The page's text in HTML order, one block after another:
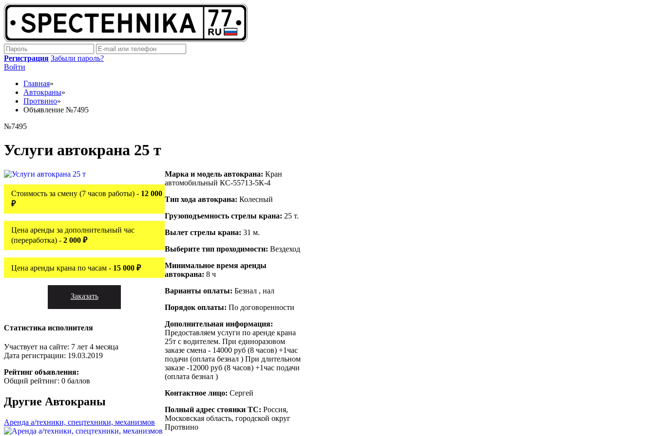
Регистрация Забыли пароль?
Войти
Главная»
Автокраны»
Протвино»
Объявление №7495
№7495
Услуги автокрана 25 т
Стоимость за смену (7 часов работы) - 12 000
₽
Цена аренды за дополнительный час
(переработка) - 2 000 ₽
Цена аренды крана по часам - 15 000 ₽
Заказать
Статистика исполнителя
Участвует на сайте: 7 лет 4 месяца
Дата регистрации: 19.03.2019
Рейтинг объявления:
Общий рейтинг: 0 баллов
Другие Автокраны
Аренда а/техники, спецтехники, механизмов
Марка и модель автокрана: Кран
автомобильный КС-55713-5К-4
Тип хода автокрана: Колесный
Грузоподъемность стрелы крана: 25 т.
Вылет стрелы крана: 31 м.
Выберите тип проходимости: Вездеход
Минимальное время аренды
автокрана: 8 ч
Варианты оплаты: Безнал , нал
Порядок оплаты: По договоренности
Дополнительная информация:
Предоставляем услуги по аренде крана
25т с водителем. При единоразовом
заказе смена - 14000 руб (8 часов) +1час
подачи (оплата безнал ) При длительном
заказе -12000 руб (8 часов) +1час подачи
(оплата безнал )
Контактное лицо: Сергей
Полный адрес стоянки ТС: Россия,
Московская область, городской округ
Протвино